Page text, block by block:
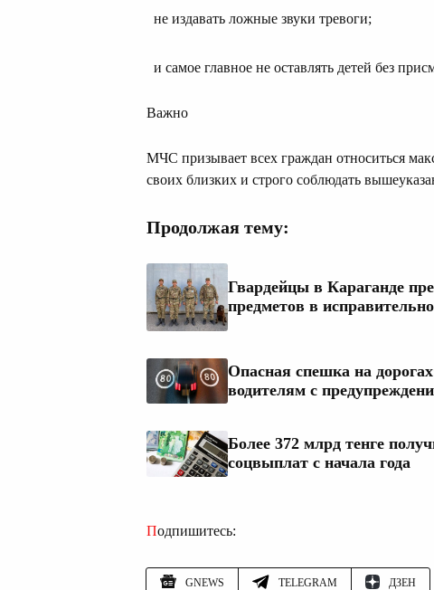
не издавать ложные звуки тревоги;
и самое главное не оставлять детей без
Важно
МЧС призывает всех граждан относиться
своих близких и строго соблюдать
Продолжая тему:
Гвардейцы в Караганде
предметов в
Опасная спешка на
водителям с
Более 372 млрд тенге
соцвыплат с начала года
Подпишитесь:
GNEWS TELEGRAM ДЗЕН